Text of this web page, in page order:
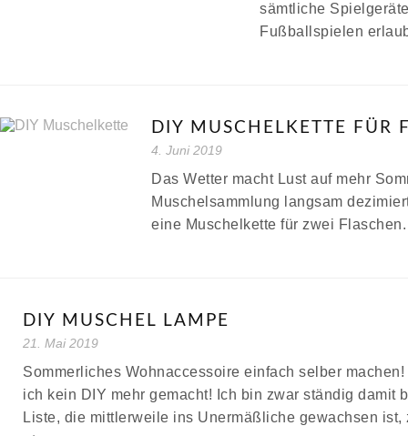
sämtliche
Fußballspielen
DIY MUSCHELKETTE FÜR
4. Juni 2019
Das Wetter macht Lust auf mehr
Muschelsammlung langsam
eine Muschelkette für zwei
DIY MUSCHEL LAMPE
21. Mai 2019
Sommerliches Wohnaccessoire einfach selber
ich kein DIY mehr gemacht! Ich bin zwar ständig damit
Liste, die mittlerweile ins Unermäßliche gewachsen